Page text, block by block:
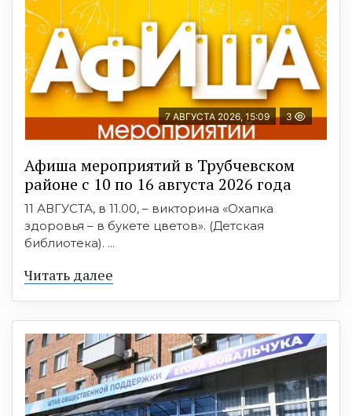
7 АВГУСТА 2026, 15:09 3
Афиша мероприятий в Трубчевском
районе с 10 по 16 августа 2026 года
11 АВГУСТА, в 11.00, – викторина «Охапка
здоровья – в букете цветов». (Детская
библиотека). ...
Читать далее